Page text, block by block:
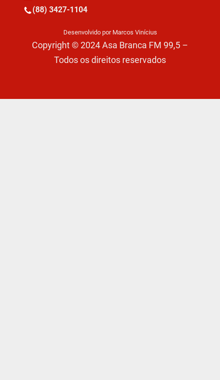
(88) 3427-1104
Desenvolvido por Marcos Vinícius
Copyright © 2024 Asa Branca FM 99,5 –
Todos os direitos reservados